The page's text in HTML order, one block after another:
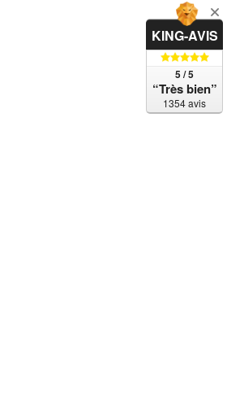
KING-AVIS
5 / 5
“Très bien”
1354 avis